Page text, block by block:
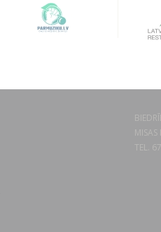
TEL.